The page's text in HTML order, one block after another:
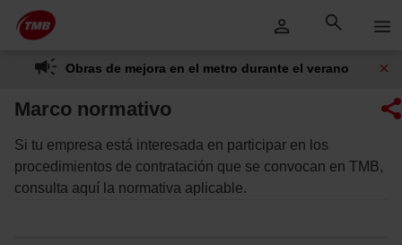
Saltar al contenido principal
Saltar
al
contenido
Obras de mejora en el metro durante el verano
Marco normativo
Si tu empresa está interesada en participar en los
procedimientos de contratación que se convocan en TMB,
consulta aquí la normativa aplicable.